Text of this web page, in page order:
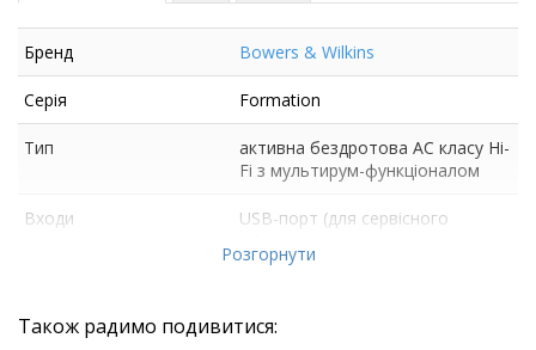
Бренд Bowers & Wilkins
Серія Formation
Тип
активна бездротова АС класу Hi-
Fi з мультирум-функціоналом
Входи
USB-порт (для сервісного
Розгорнути
Також радимо подивитися: